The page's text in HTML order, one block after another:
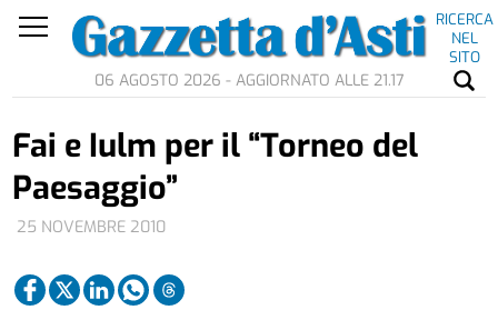
RICERCA
NEL
SITO
06 AGOSTO 2026 - AGGIORNATO ALLE 21.17
25 NOVEMBRE 2010
Fai e Iulm per il “Torneo del
Paesaggio”